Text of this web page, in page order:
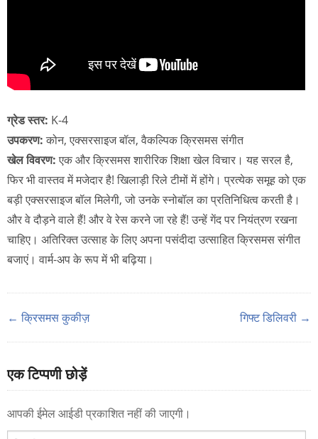
ग्रेड स्तर: K-4
उपकरण: कोन, एक्सरसाइज बॉल, वैकल्पिक क्रिसमस संगीत
खेल विवरण: एक और क्रिसमस शारीरिक शिक्षा खेल विचार। यह सरल है,
फिर भी वास्तव में मजेदार है! खिलाड़ी रिले टीमों में होंगे। प्रत्येक समूह को एक
बड़ी एक्सरसाइज बॉल मिलेगी, जो उनके स्नोबॉल का प्रतिनिधित्व करती है।
और वे दौड़ने वाले हैं! और वे रेस करने जा रहे हैं! उन्हें गेंद पर नियंत्रण रखना
चाहिए। अतिरिक्त उत्साह के लिए अपना पसंदीदा उत्साहित क्रिसमस संगीत
बजाएं। वार्म-अप के रूप में भी बढ़िया।
← क्रिसमस कुकीज़ गिफ्ट डिलिवरी →
एक टिप्पणी छोड़ें
आपकी ईमेल आईडी प्रकाशित नहीं की जाएगी।